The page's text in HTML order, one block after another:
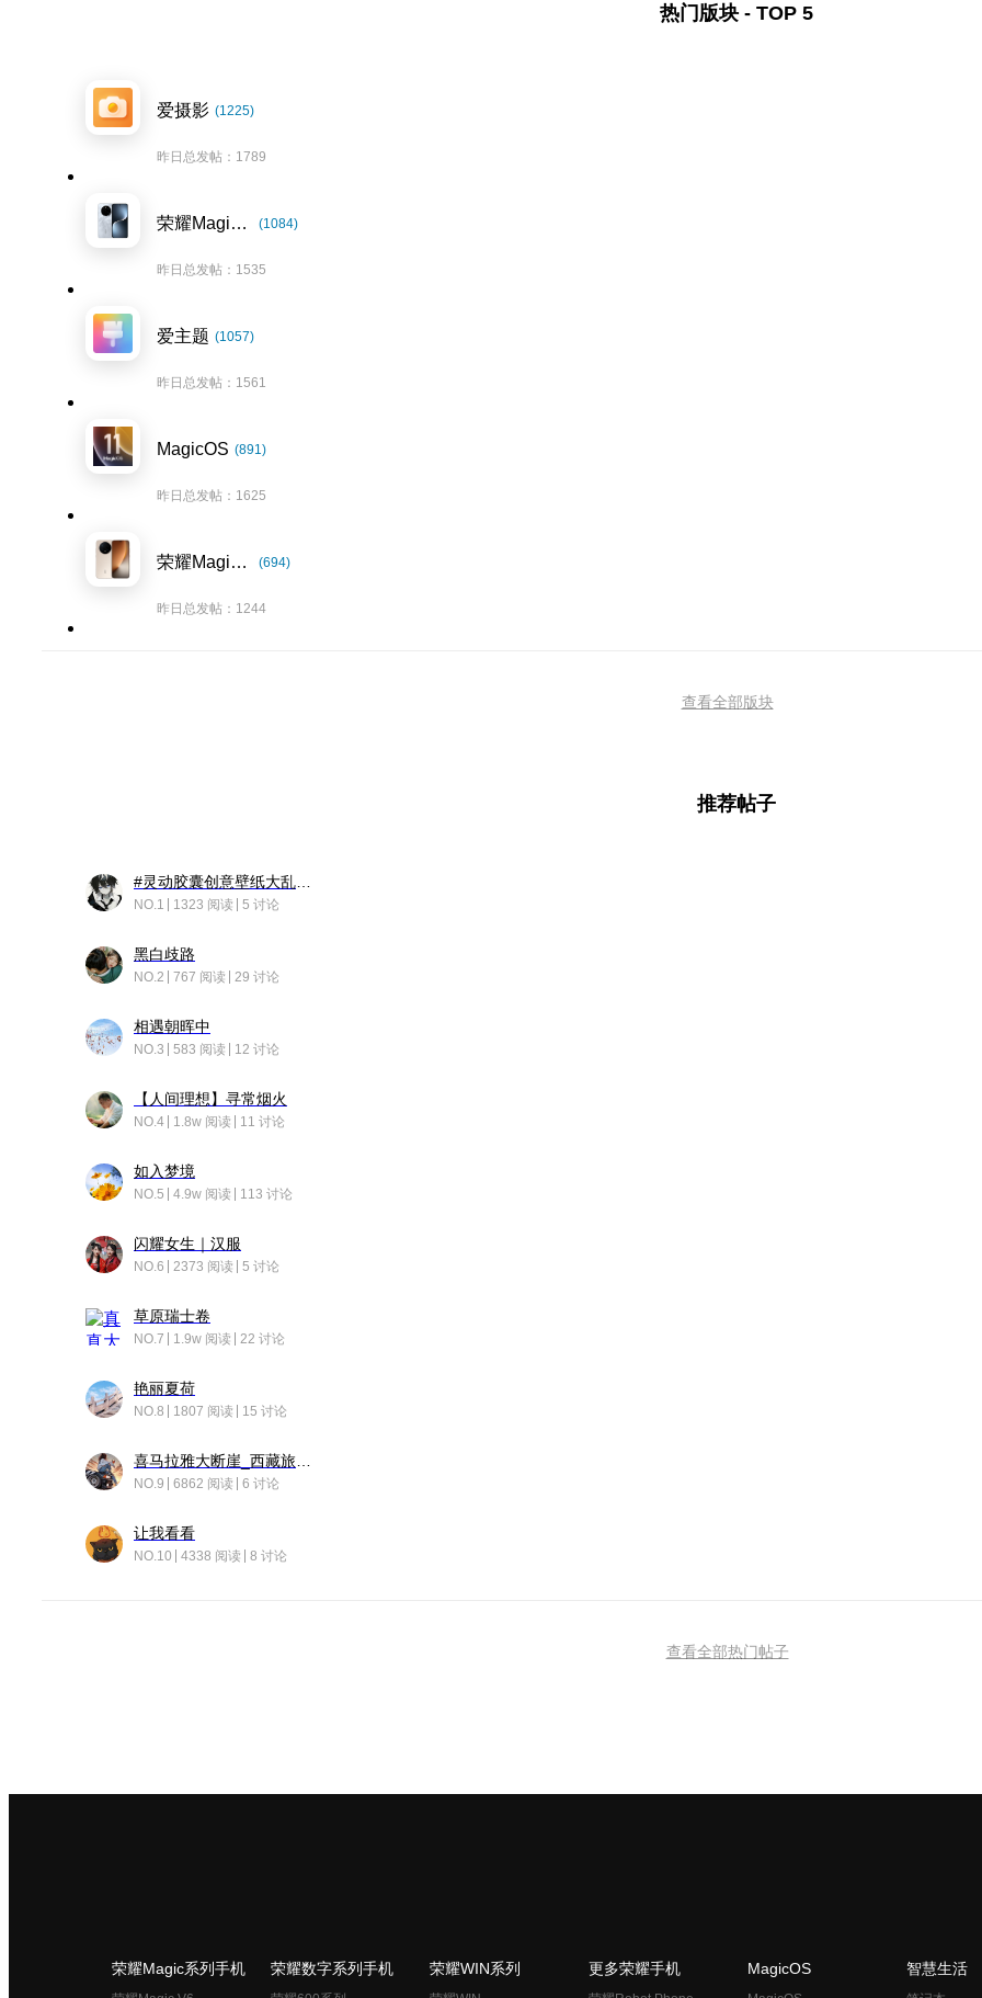
热门版块 - TOP 5
爱摄影 (1225)
昨日总发帖：1789
荣耀Magic7系列 (1084)
昨日总发帖：1535
爱主题 (1057)
昨日总发帖：1561
MagicOS (891)
昨日总发帖：1625
荣耀Magic8系列 (694)
昨日总发帖：1244
查看全部版块
推荐帖子
NO.1 1323 阅读 5 讨论
黑白歧路
NO.2 767 阅读 29 讨论
相遇朝晖中
NO.3 583 阅读 12 讨论
【人间理想】寻常烟火
NO.4 1.8w 阅读 11 讨论
如入梦境
NO.5 4.9w 阅读 113 讨论
闪耀女生｜汉服
NO.6 2373 阅读 5 讨论
草原瑞士卷
NO.7 1.9w 阅读 22 讨论
艳丽夏荷
NO.8 1807 阅读 15 讨论
NO.9 6862 阅读 6 讨论
让我看看
NO.10 4338 阅读 8 讨论
查看全部热门帖子
荣耀Magic系列手机 荣耀数字系列手机 荣耀WIN系列 更多荣耀手机 MagicOS 智慧生活